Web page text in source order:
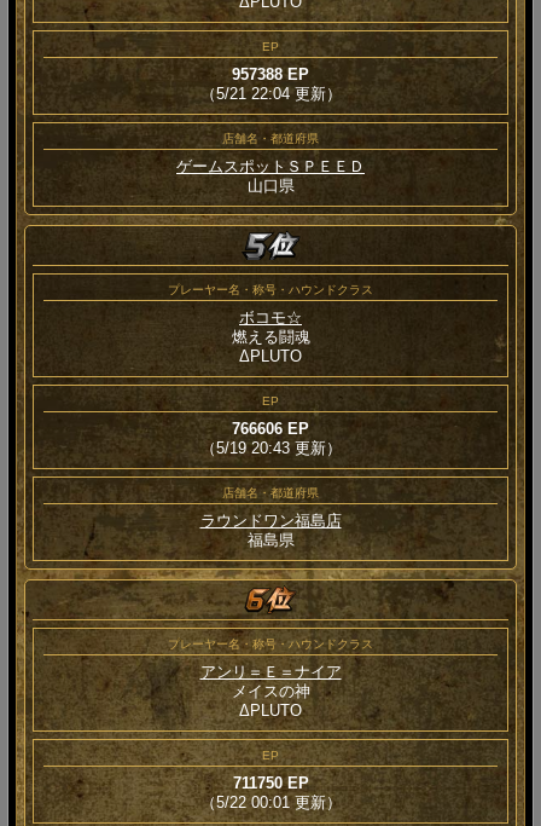
EP
957388 EP
（5/21 22:04 更新）
店舗名・都道府県
ゲームスポットＳＰＥＥＤ
山口県
プレーヤー名・称号・ハウンドクラス
ボコモ☆
燃える闘魂
ΔPLUTO
EP
766606 EP
（5/19 20:43 更新）
店舗名・都道府県
ラウンドワン福島店
福島県
プレーヤー名・称号・ハウンドクラス
アンリ＝Ｅ＝ナイア
メイスの神
ΔPLUTO
EP
711750 EP
（5/22 00:01 更新）